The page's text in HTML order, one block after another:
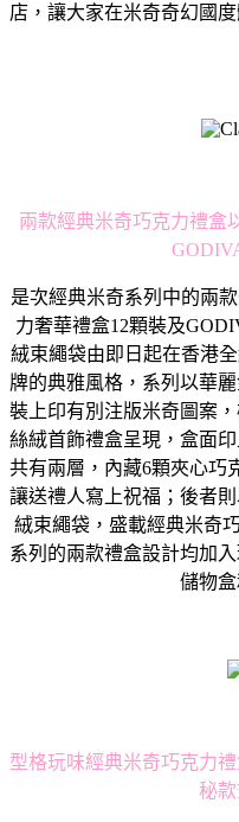
店，讓大家在米奇奇幻國
兩款經典米奇巧克力禮
是次經典米奇系列中的兩
力奢華禮盒12顆裝及
絨束繩袋由即日起在香港
牌的典雅風格，系列以華
裝上印有別注版米奇圖案
絲絨首飾禮盒呈現，盒面
共有兩層，內藏6顆夾心巧
讓送禮人寫上祝福；後者
絨束繩袋，盛載經典米奇
系列的兩款禮盒設計均加
儲物盒
型格玩味經典米奇巧克力
秘